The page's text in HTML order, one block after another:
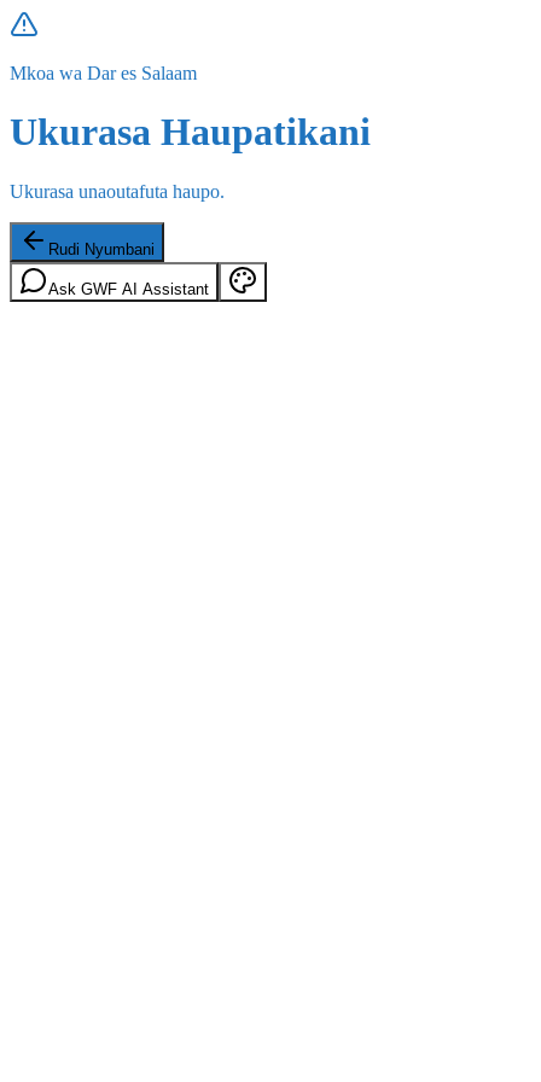
Mkoa wa Dar es Salaam
Ukurasa Haupatikani
Ukurasa unaoutafuta haupo.
Rudi Nyumbani
Ask GWF AI Assistant